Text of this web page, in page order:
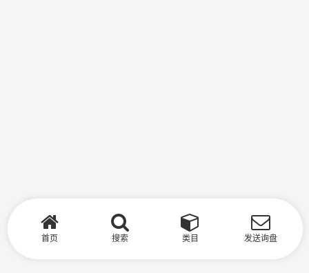
首页 搜索 类目 发送询盘